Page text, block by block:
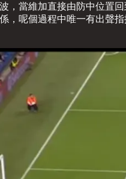
，當維加直接由防中位置
，呢個過程中唯一有出聲